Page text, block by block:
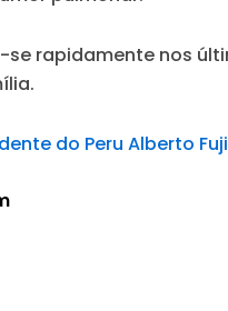
rapidamente nos
do Peru Alberto